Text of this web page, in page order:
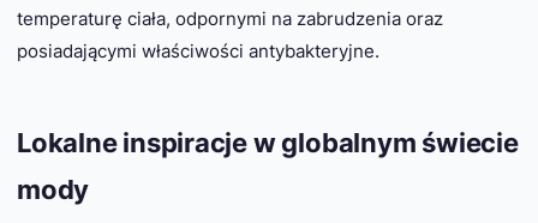
temperaturę ciała, odpornymi na zabrudzenia oraz
posiadającymi właściwości antybakteryjne.
Lokalne inspiracje w globalnym świecie
mody